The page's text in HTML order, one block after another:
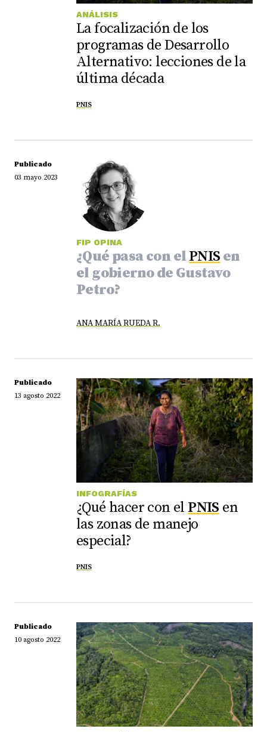
ANÁLISIS
La focalización de los
programas de Desarrollo
Alternativo: lecciones de la
última década
PNIS
Publicado
03 mayo 2023
FIP OPINA
¿Qué pasa con el PNIS en
el gobierno de Gustavo
Petro?
ANA MARÍA RUEDA R.
Publicado
13 agosto 2022
INFOGRAFÍAS
¿Qué hacer con el PNIS en
las zonas de manejo
especial?
PNIS
Publicado
10 agosto 2022